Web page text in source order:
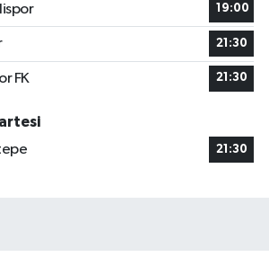
19:00
21:30
FK 21:30
21:30